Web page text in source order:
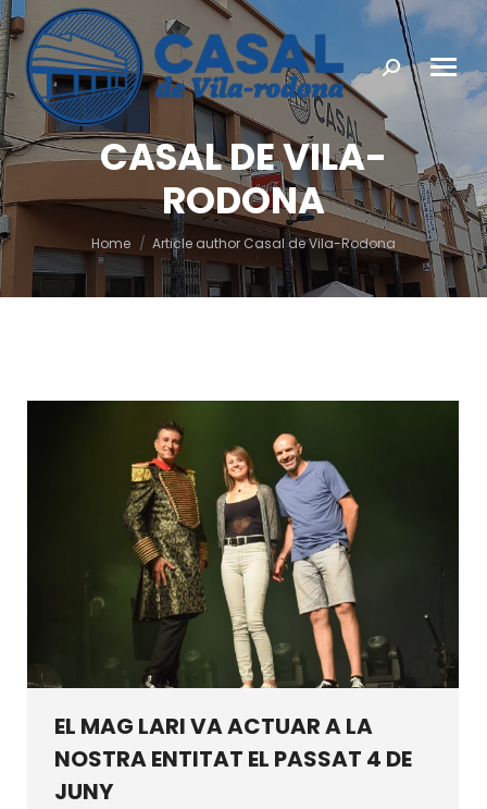
Search:
CASAL DE VILA-
RODONA
You are here:
Home Article author Casal de Vila-Rodona
EL MAG LARI VA ACTUAR A LA
NOSTRA ENTITAT EL PASSAT 4 DE
JUNY